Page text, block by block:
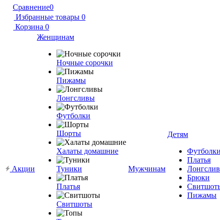
Сравнение0
Избранные товары 0
Корзина 0
Акции
Женщинам
Ночные сорочки
Пижамы
Лонгсливы
Футболки
Шорты
Халаты домашние
Туники
Платья
Свитшоты
Мужчинам
Детям
Футболки
Платья
Брюки
Пижамы